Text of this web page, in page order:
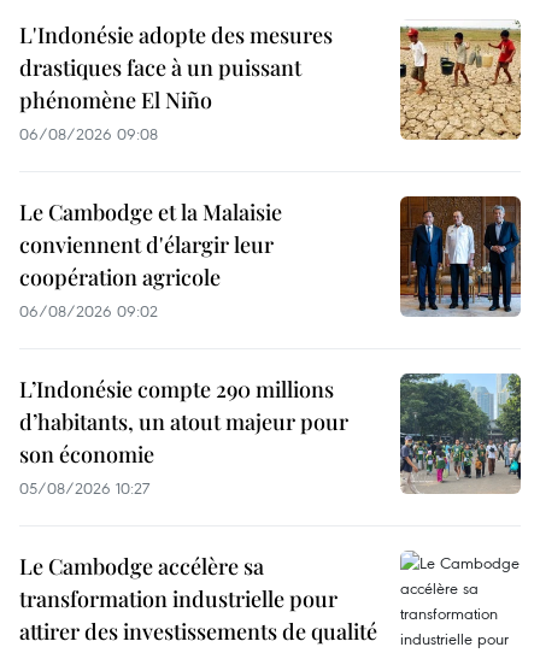
L'Indonésie adopte des mesures
drastiques face à un puissant
phénomène El Niño
06/08/2026 09:08
Le Cambodge et la Malaisie
conviennent d'élargir leur
coopération agricole
06/08/2026 09:02
L’Indonésie compte 290 millions
d’habitants, un atout majeur pour
son économie
05/08/2026 10:27
Le Cambodge accélère sa
transformation industrielle pour
attirer des investissements de qualité